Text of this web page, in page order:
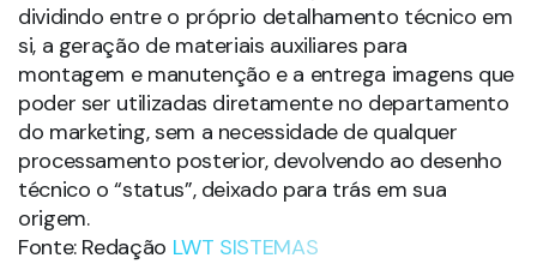
dividindo entre o próprio detalhamento técnico em
si, a geração de materiais auxiliares para
montagem e manutenção e a entrega imagens que
poder ser utilizadas diretamente no departamento
do marketing, sem a necessidade de qualquer
processamento posterior, devolvendo ao desenho
técnico o “status”, deixado para trás em sua
origem.
Fonte: Redação LWT SISTEMAS